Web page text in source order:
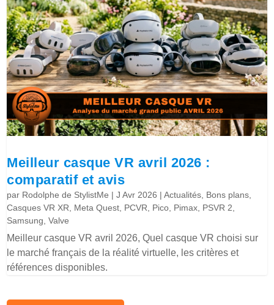
Meilleur casque VR avril 2026 :
comparatif et avis
par Rodolphe de StylistMe |J Avr 2026 |Actualités, Bons plans,
Casques VR XR, Meta Quest, PCVR, Pico, Pimax, PSVR 2,
Samsung,Valve
Meilleur casque VR avril 2026, Quel casque VR choisi sur
le marché français de la réalité virtuelle, les critères et
références disponibles.